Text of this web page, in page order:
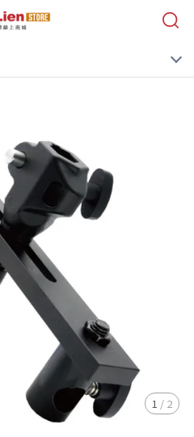
1 / 2